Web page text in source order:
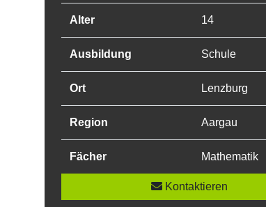
Alter 14
Ausbildung Schule
Ort Lenzburg
Region Aargau
Fächer Mathematik
Kontaktieren